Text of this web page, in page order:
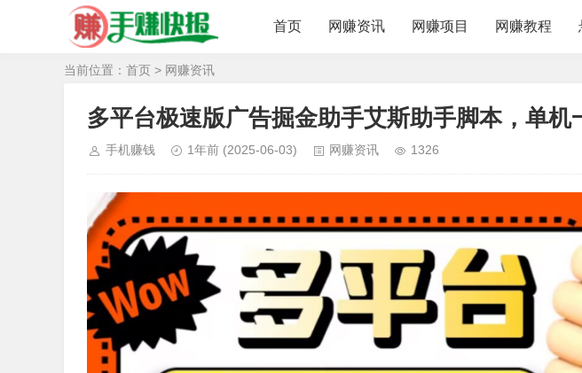
首页 网赚资讯 网赚项目 网赚教程
当前位置： 首页 > 网赚资讯
多平台极速版广告掘金助手艾斯助手脚本，单机
手机赚钱 1年前 (2025-06-03) 网赚资讯 1326